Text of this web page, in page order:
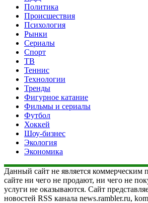
Политика
Происшествия
Психология
Рынки
Сериалы
Спорт
ТВ
Теннис
Технологии
Тренды
Фигурное катание
Фильмы и сериалы
Футбол
Хоккей
Шоу-бизнес
Экология
Экономика
Данный сайт не является коммерческим
сайте ни чего не продают, ни чего не
услуги не оказываются. Сайт
новостей RSS канала news.rambler.ru,